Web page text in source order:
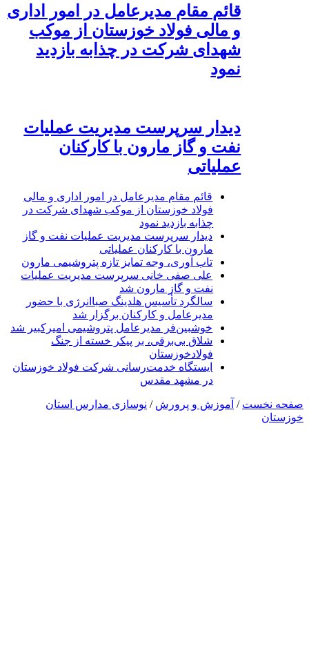
قائم مقام مدیرعامل در امور اداری
و مالی فولاد خوزستان از موکب
شهدای شرکت در چذابه بازدید
نمود
دیدار سرپرست مدیریت عملیات
نفت و گاز مارون با کارکنان
عملیاتی
قائم مقام مدیرعامل در امور اداری و مالی
فولاد خوزستان از موکب شهدای شرکت در
چذابه بازدید نمود
دیدار سرپرست مدیریت عملیات نفت و گاز
مارون با کارکنان عملیاتی
تاب آوری، وجه تمایز تازه پتروشیمی مارون
علی صفی خانی سرپرست مدیریت عملیات
نفت و گاز مارون شد
سالگرد تأسیس هلدینگ صباانرژی با حضور
مدیرعامل و کارکنان برگزار شد
خوشبین‌فر مدیرعامل پتروشیمی امیرکبیر شد
شلاق‌ بی‌برقی، بر پیکر خسته‌ از جنگ
فولادخوزستان
ایستگاه خدمت‌رسانی شرکت فولاد خوزستان
در مشهد مقدس
صفحه نخست / آموزش و پرورش / نوسازی مدارس استان
خوزستان